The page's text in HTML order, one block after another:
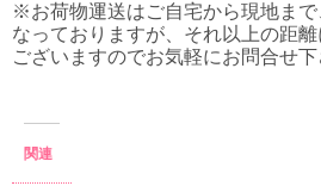
※お荷物運送はご自宅から現地まで
なっておりますが、それ以上の距
ございますのでお気軽にお問合せ下
関連